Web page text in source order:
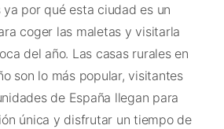
por qué esta ciudad es un
coger las maletas y visitarla
del año. Las casas rurales en
son lo más popular, visitantes
de España llegan para
única y disfrutar un tiempo de